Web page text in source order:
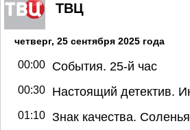
ТВЦ
четверг, 25 сентября 2025 года
00:00 События. 25-й час
00:30 Настоящий детектив.
01:10 Знак качества.